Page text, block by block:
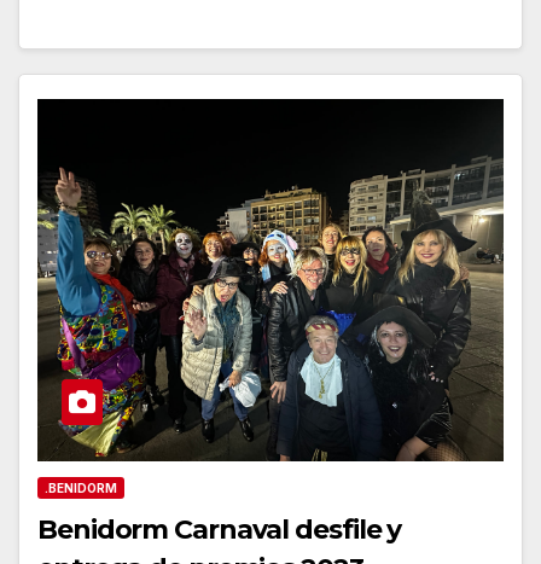
.BENIDORM
Benidorm Carnaval desfile y